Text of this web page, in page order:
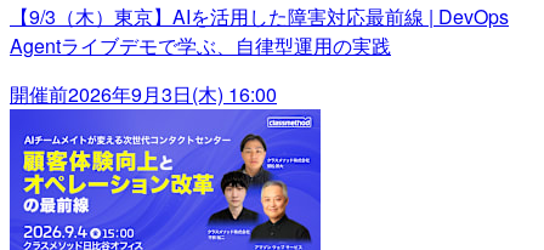
【9/3（木）東京】AIを活用した障害対応最前線 | DevOps
Agentライブデモで学ぶ、自律型運用の実践
開催前2026年9月3日(木) 16:00